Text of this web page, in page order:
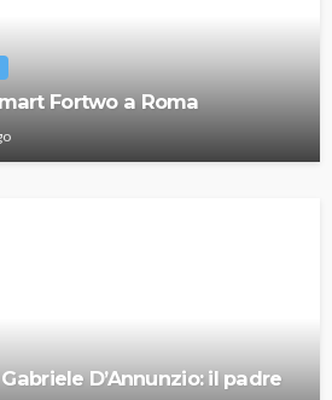
Fortwo a Roma
D’Annunzio: il padre